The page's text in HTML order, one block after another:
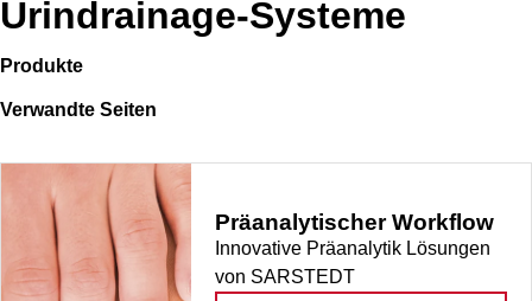
Urindrainage-Systeme
Produkte
Verwandte Seiten
Präanalytischer Workflow
Innovative Präanalytik Lösungen
von SARSTEDT